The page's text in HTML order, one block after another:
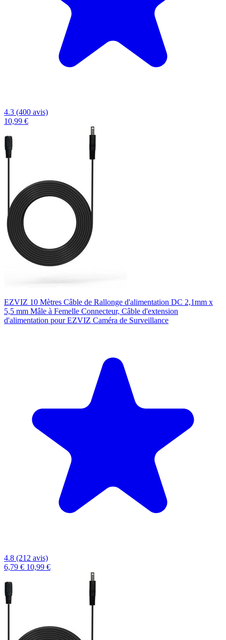
4.3 (400 avis)
10,99 €
EZVIZ 10 Mètres Câble de Rallonge d'alimentation DC 2,1mm x
5,5 mm Mâle à Femelle Connecteur, Câble d'extension
d'alimentation pour EZVIZ Caméra de Surveillance
4.8 (212 avis)
6,79 € 10,99 €